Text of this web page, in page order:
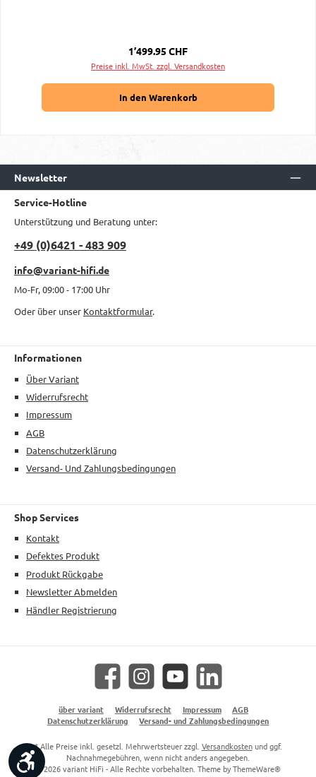
Regulärer Preis:
1’499.95 CHF
Preise inkl. MwSt. zzgl. Versandkosten
In den Warenkorb
Newsletter
Service-Hotline
Unterstützung und Beratung unter:
+49 (0)6421 - 483 909
info@variant-hifi.de
Mo-Fr, 09:00 - 17:00 Uhr
Oder über unser Kontaktformular.
Informationen
Über Variant
Widerrufsrecht
Impressum
AGB
Datenschutzerklärung
Versand- Und Zahlungsbedingungen
Shop Services
Kontakt
Defektes Produkt
Produkt Rückgabe
Newsletter Abmelden
Händler Registrierung
Facebook Instagram YouTube LinkedIn
über variant Widerrufsrecht Impressum
AGB
Datenschutzerklärung
Versand- und Zahlungsbedingungen
* Alle Preise inkl. gesetzl. Mehrwertsteuer zzgl. Versandkostenund ggf.
Nachnahmegebühren, wenn nicht anders angegeben.
© 2026 variant HiFi - Alle Rechte vorbehalten. Theme byThemeWare®
Werkzeugleiste anzeigen